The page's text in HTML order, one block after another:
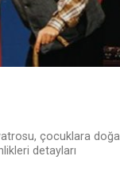
çocuklara doğa
detayları